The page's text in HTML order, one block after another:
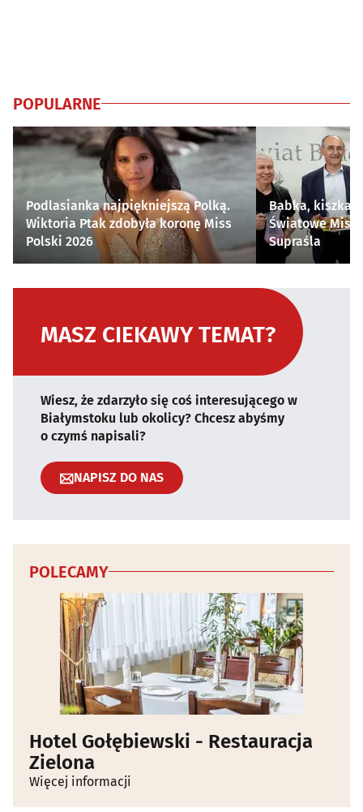
POPULARNE
Podlasianka najpiękniejszą Polką.
Wiktoria Ptak zdobyła koronę Miss
Polski 2026
Babka, kiszka i
Światowe
Supraśla
MASZ CIEKAWY TEMAT?
Wiesz, że zdarzyło się coś interesującego w
Białymstoku lub okolicy? Chcesz abyśmy
o czymś napisali?
NAPISZ DO NAS
POLECAMY
Hotel Gołębiewski - Restauracja
Zielona
Więcej informacji